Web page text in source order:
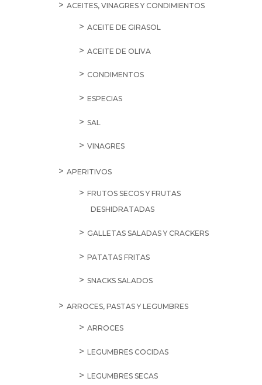
ACEITES, VINAGRES Y CONDIMIENTOS
ACEITE DE GIRASOL
ACEITE DE OLIVA
CONDIMENTOS
ESPECIAS
SAL
VINAGRES
APERITIVOS
FRUTOS SECOS Y FRUTAS
DESHIDRATADAS
GALLETAS SALADAS Y CRACKERS
PATATAS FRITAS
SNACKS SALADOS
ARROCES, PASTAS Y LEGUMBRES
ARROCES
LEGUMBRES COCIDAS
LEGUMBRES SECAS